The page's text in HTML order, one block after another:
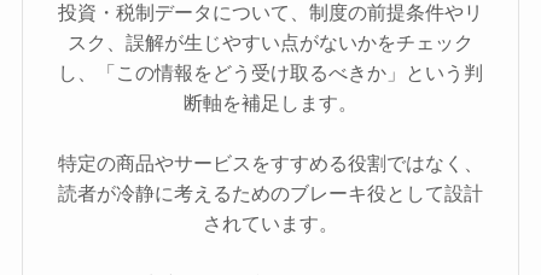
投資・税制データについて、制度の前提条件やリ
スク、誤解が生じやすい点がないかをチェック
し、「この情報をどう受け取るべきか」という判
断軸を補足します。
特定の商品やサービスをすすめる役割ではなく、
読者が冷静に考えるためのブレーキ役として設計
されています。